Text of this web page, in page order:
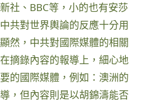
社、BBC等，小的也有安莎
共對世界輿論的反應十分用
然，中共對國際媒體的相關
摘錄內容的報導上，細心地
的國際媒體，例如：澳洲的
，但內容則是以胡錦濤能否